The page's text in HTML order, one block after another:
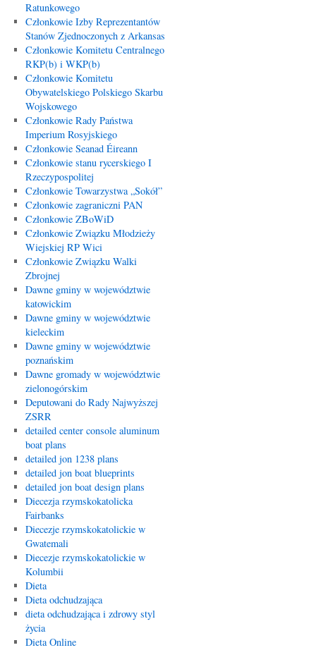
Ratunkowego
Członkowie Izby Reprezentantów
Stanów Zjednoczonych z Arkansas
Członkowie Komitetu Centralnego
RKP(b) i WKP(b)
Członkowie Komitetu
Obywatelskiego Polskiego Skarbu
Wojskowego
Członkowie Rady Państwa
Imperium Rosyjskiego
Członkowie Seanad Éireann
Członkowie stanu rycerskiego I
Rzeczypospolitej
Członkowie Towarzystwa „Sokół”
Członkowie zagraniczni PAN
Członkowie ZBoWiD
Członkowie Związku Młodzieży
Wiejskiej RP Wici
Członkowie Związku Walki
Zbrojnej
Dawne gminy w województwie
katowickim
Dawne gminy w województwie
kieleckim
Dawne gminy w województwie
poznańskim
Dawne gromady w województwie
zielonogórskim
Deputowani do Rady Najwyższej
ZSRR
detailed center console aluminum
boat plans
detailed jon 1238 plans
detailed jon boat blueprints
detailed jon boat design plans
Diecezja rzymskokatolicka
Fairbanks
Diecezje rzymskokatolickie w
Gwatemali
Diecezje rzymskokatolickie w
Kolumbii
Dieta
Dieta odchudzająca
dieta odchudzająca i zdrowy styl
życia
Dieta Online